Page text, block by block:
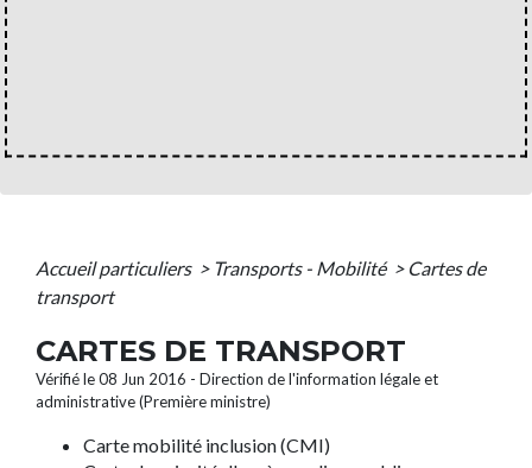
Accueil particuliers > Transports - Mobilité > Cartes de
transport
CARTES DE TRANSPORT
Vérifié le 08 Jun 2016 - Direction de l'information légale et
administrative (Première ministre)
Carte mobilité inclusion (CMI)